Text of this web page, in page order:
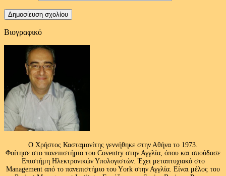
Βιογραφικό
Ο Χρήστος Κασταμονίτης γεννήθηκε στην Αθήνα το 1973.
Φοίτησε στο πανεπιστήμιο του Coventry στην Αγγλία, όπου και σπούδασε
Επιστήμη Ηλεκτρονικών Υπολογιστών. Έχει μεταπτυχιακό στο
Management από το πανεπιστήμιο του Υork στην Αγγλία. Είναι μέλος του